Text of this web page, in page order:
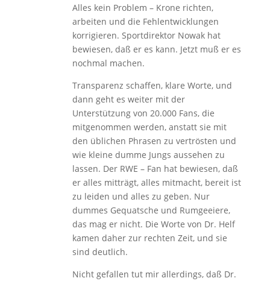
Alles kein Problem – Krone richten,
arbeiten und die Fehlentwicklungen
korrigieren. Sportdirektor Nowak hat
bewiesen, daß er es kann. Jetzt muß er es
nochmal machen.
Transparenz schaffen, klare Worte, und
dann geht es weiter mit der
Unterstützung von 20.000 Fans, die
mitgenommen werden, anstatt sie mit
den üblichen Phrasen zu vertrösten und
wie kleine dumme Jungs aussehen zu
lassen. Der RWE – Fan hat bewiesen, daß
er alles mitträgt, alles mitmacht, bereit ist
zu leiden und alles zu geben. Nur
dummes Gequatsche und Rumgeeiere,
das mag er nicht. Die Worte von Dr. Helf
kamen daher zur rechten Zeit, und sie
sind deutlich.
Nicht gefallen tut mir allerdings, daß Dr.